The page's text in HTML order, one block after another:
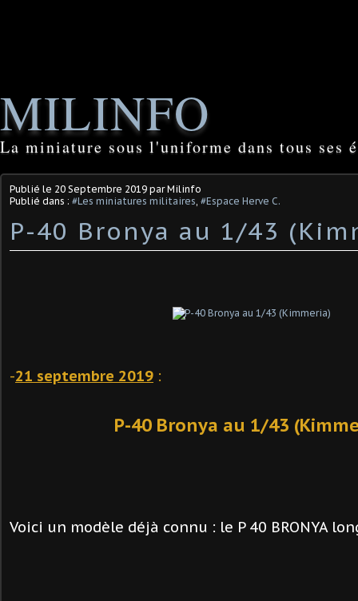
MILINFO
La miniature sous l'uniforme dans tous ses
Publié le 20 Septembre 2019 par Milinfo
Publié dans : #Les miniatures militaires, #Espace Herve C.
P-40 Bronya au 1/43
-21 septembre 2019 :
P-40 Bronya au 1/43
Voici un modèle déjà connu : le P 40 BRONYA